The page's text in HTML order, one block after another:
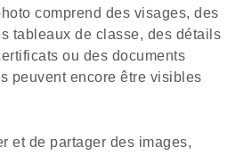
comprend des visages, des
tableaux de classe, des détails
ou des documents
peuvent encore être visibles
et de partager des images,